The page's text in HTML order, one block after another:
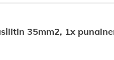
35mm2, 1x